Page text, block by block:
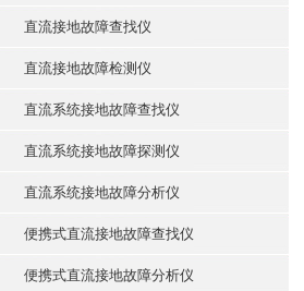
直流接地故障查找仪
直流接地故障检测仪
直流系统接地故障查找仪
直流系统接地故障探测仪
直流系统接地故障分析仪
便携式直流接地故障查找仪
便携式直流接地故障分析仪